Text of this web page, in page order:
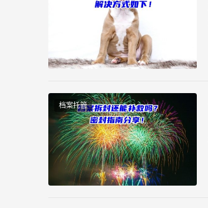
档案托管